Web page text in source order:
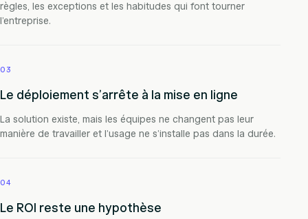
règles, les exceptions et les habitudes qui font tourner
l’entreprise.
03
Le déploiement s’arrête à la mise en ligne
La solution existe, mais les équipes ne changent pas leur
manière de travailler et l’usage ne s’installe pas dans la durée.
04
Le ROI reste une hypothèse